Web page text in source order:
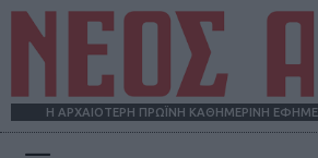
Η ΑΡΧΑΙΟΤΕΡΗ ΠΡΩΪΝΗ ΚΑΘΗΜΕΡΙΝΗ